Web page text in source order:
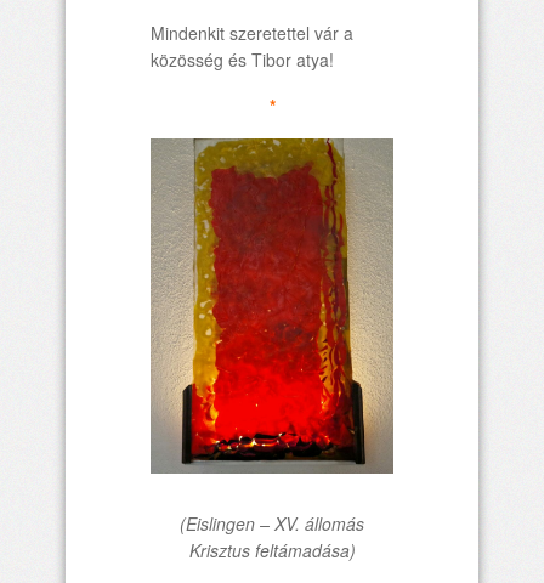
Mindenkit szeretettel vár a
közösség és Tibor atya!
*
(Eislingen – XV. állomás
Krisztus feltámadása)